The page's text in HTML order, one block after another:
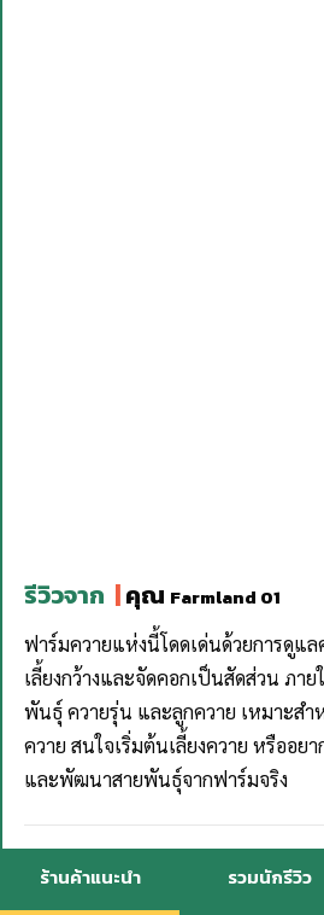
รีวิวจาก |คุณ Farmland 01
ฟาร์มควายแห่งนี้โดดเด่นด้วยการดูแ
เลี้ยงกว้างและจัดคอกเป็นสัดส่วน ภ
พันธุ์ ควายรุ่น และลูกควาย เหมาะส
ควาย สนใจเริ่มต้นเลี้ยงควาย หรืออย
และพัฒนาสายพันธุ์จากฟาร์มจริง
จุดเด่นของฟาร์มสุขเกษตร :
ร้านค้าแนะนำ รวมนักรีวิว